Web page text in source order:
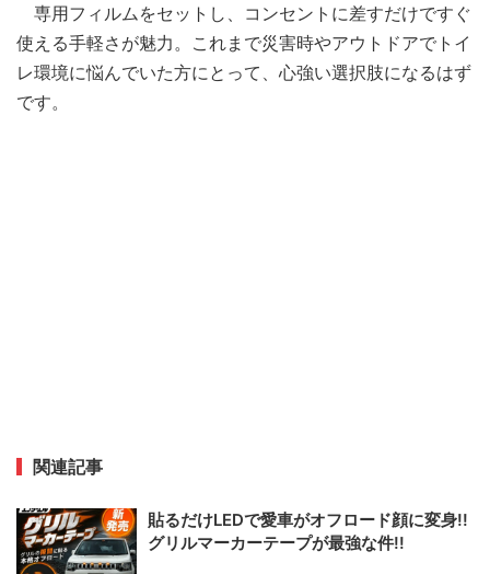
専用フィルムをセットし、コンセントに差すだけですぐ
使える手軽さが魅力。これまで災害時やアウトドアでトイ
レ環境に悩んでいた方にとって、心強い選択肢になるはず
です。
関連記事
貼るだけLEDで愛車がオフロード顔に変身!!
グリルマーカーテープが最強な件!!